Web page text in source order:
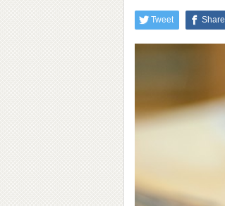
Tweet Share